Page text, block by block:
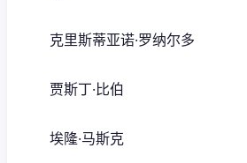
克里斯蒂亚诺·罗纳尔多
贾斯丁·比伯
埃隆·马斯克